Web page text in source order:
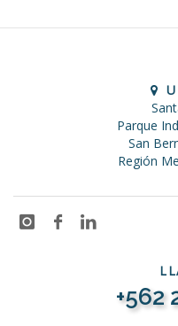
Parque
San
Región
+562